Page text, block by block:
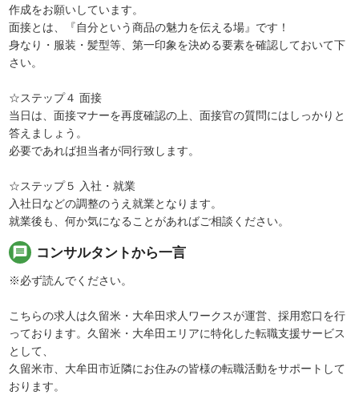
作成をお願いしています。
面接とは、『自分という商品の魅力を伝える場』です！
身なり・服装・髪型等、第一印象を決める要素を確認しておいて下
さい。
☆ステップ４ 面接
当日は、面接マナーを再度確認の上、面接官の質問にはしっかりと
答えましょう。
必要であれば担当者が同行致します。
☆ステップ５ 入社・就業
入社日などの調整のうえ就業となります。
就業後も、何か気になることがあればご相談ください。
message コンサルタントから一言
※必ず読んでください。
こちらの求人は久留米・大牟田求人ワークスが運営、採用窓口を行
っております。久留米・大牟田エリアに特化した転職支援サービス
として、
久留米市、大牟田市近隣にお住みの皆様の転職活動をサポートして
おります。